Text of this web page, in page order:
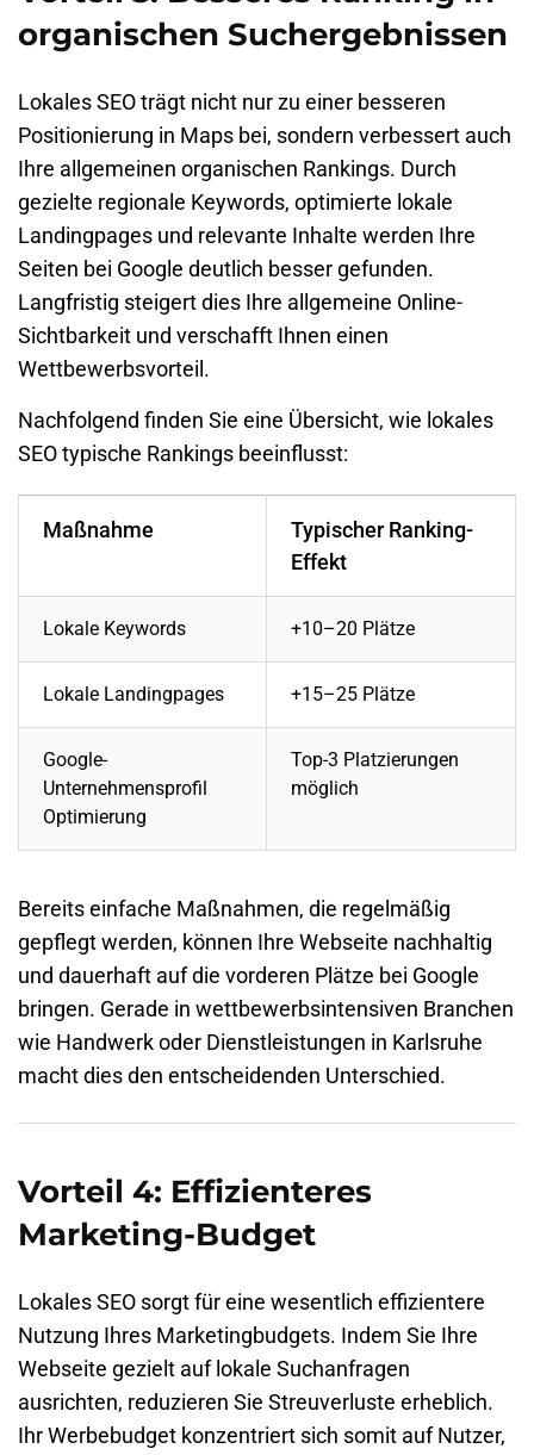
organischen Suchergebnissen
Lokales SEO trägt nicht nur zu einer besseren
Positionierung in Maps bei, sondern verbessert auch
Ihre allgemeinen organischen Rankings. Durch
gezielte regionale Keywords, optimierte lokale
Landingpages und relevante Inhalte werden Ihre
Seiten bei Google deutlich besser gefunden.
Langfristig steigert dies Ihre allgemeine Online-
Sichtbarkeit und verschafft Ihnen einen
Wettbewerbsvorteil.
Nachfolgend finden Sie eine Übersicht, wie lokales
SEO typische Rankings beeinflusst:
Maßnahme
Typischer Ranking-
Effekt
Lokale Keywords +10–20 Plätze
Lokale Landingpages +15–25 Plätze
Google-
Unternehmensprofil
Optimierung
Top-3 Platzierungen
möglich
Bereits einfache Maßnahmen, die regelmäßig
gepflegt werden, können Ihre Webseite nachhaltig
und dauerhaft auf die vorderen Plätze bei Google
bringen. Gerade in wettbewerbsintensiven Branchen
wie Handwerk oder Dienstleistungen in Karlsruhe
macht dies den entscheidenden Unterschied.
Vorteil 4: Effizienteres
Marketing-Budget
Lokales SEO sorgt für eine wesentlich effizientere
Nutzung Ihres Marketingbudgets. Indem Sie Ihre
Webseite gezielt auf lokale Suchanfragen
ausrichten, reduzieren Sie Streuverluste erheblich.
Ihr Werbebudget konzentriert sich somit auf Nutzer,